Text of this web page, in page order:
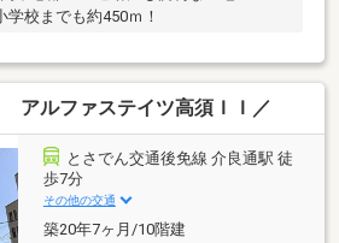
学校までも約450ｍ！
アルファステイツ高須ＩＩ／
とさでん交通後免線 介良通駅 徒
歩7分
その他の交通
築20年7ヶ月/10階建